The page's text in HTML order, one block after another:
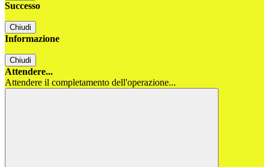
Successo
Chiudi
Informazione
Chiudi
Attendere...
Attendere il completamento dell'operazione...